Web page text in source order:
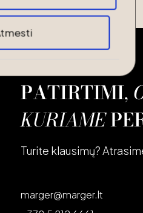
PATIRTIMI,
KURIAME
Turite klausimų?
marger@marger.lt